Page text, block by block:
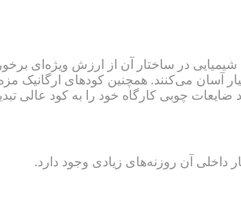
در ساختار آن از ارزش ویژه‌ای
آسان می‌کنند. همچنین کودهای ارگانیک
ضایعات چوبی کارگاه خود را به کود عالی
آن روزنه‌های زیادی وجود دارد.